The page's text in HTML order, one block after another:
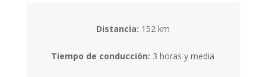
Distancia: 152 km
Tiempo de conducción: 3 horas y media